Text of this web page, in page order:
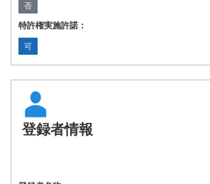
否
特許権実施許諾：
可
登録者情報